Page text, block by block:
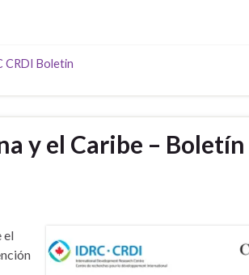
CRDI Boletin
y el Caribe – Boletín
el